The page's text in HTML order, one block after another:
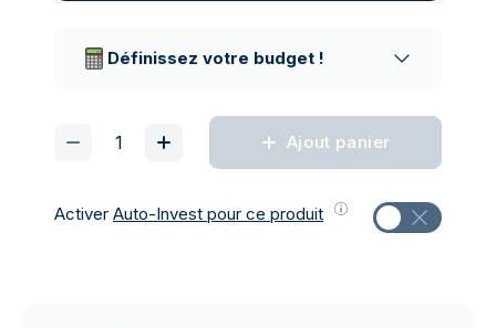
Définissez votre budget !
Ajout panier
Activer Auto-Invest pour ce produit